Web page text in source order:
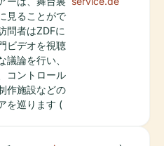
見ることがで
問者はZDFに
ビデオを視聴
議論を行い、
コントロール
作施設などの
を巡ります (